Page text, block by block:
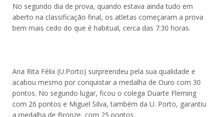
No segundo dia de prova, quando estava ainda tudo em
aberto na classificação final, os atletas começaram a prova
bem mais cedo do que é habitual, cerca das 7:30 horas.
Ana Rita Félix (U.Porto) surpreendeu pela sua qualidade e
acabou mesmo por conquistar a medalha de Ouro com 30
pontos. No segundo lugar, ficou o colega Duarte Fleming
com 26 pontos e Miguel Silva, também da U. Porto, garantiu
a medalha de Bronze, com 25 pontos.